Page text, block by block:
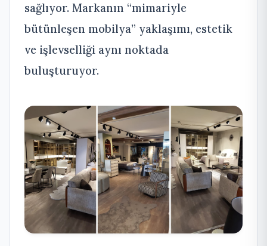
sağlıyor. Markanın “mimariyle
bütünleşen mobilya” yaklaşımı, estetik
ve işlevselliği aynı noktada
buluşturuyor.